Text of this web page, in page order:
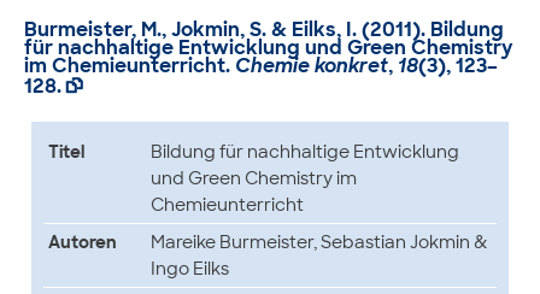
Burmeister, M., Jokmin, S. & Eilks, I. (2011). Bildung
für nachhaltige Entwicklung und Green Chemistry
im Chemieunterricht. Chemie konkret, 18(3), 123–
128. 
Titel
Bildung für nachhaltige Entwicklung
und Green Chemistry im
Chemieunterricht
Autoren
Mareike Burmeister, Sebastian Jokmin &
Ingo Eilks